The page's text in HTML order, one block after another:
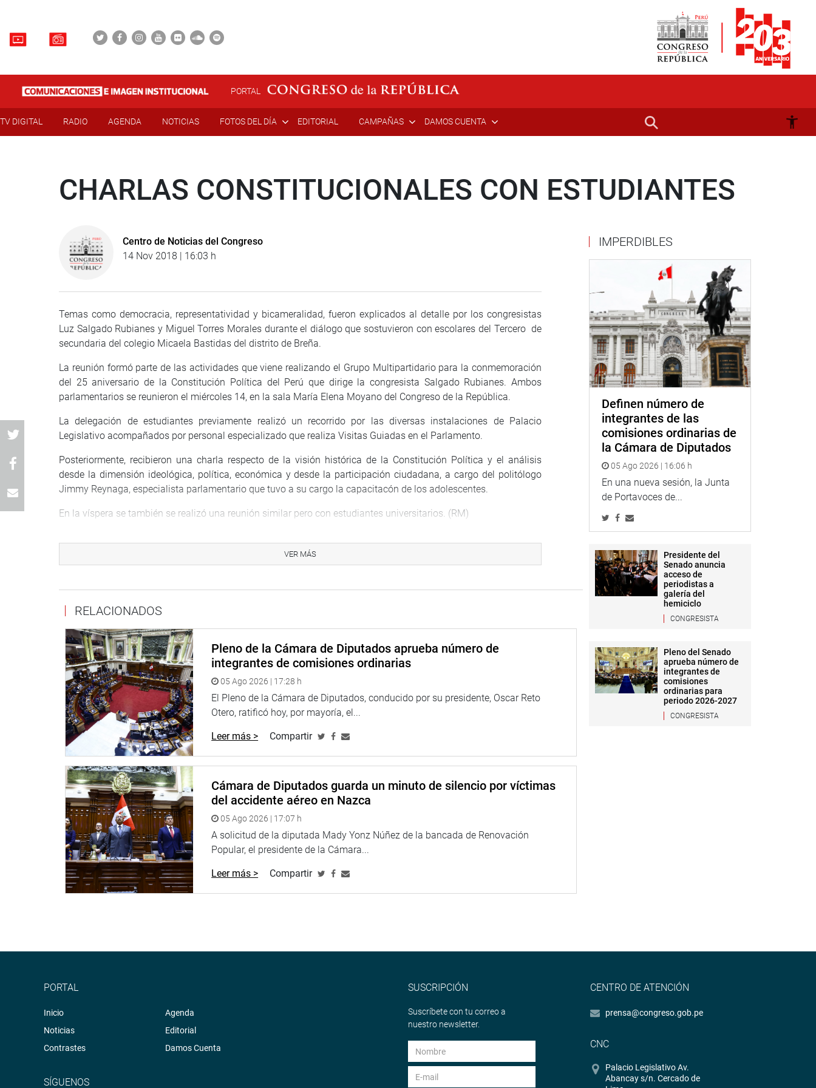
PORTAL
TV DIGITAL RADIO AGENDA NOTICIAS FOTOS DEL DÍA EDITORIAL CAMPAÑAS DAMOS CUENTA
CHARLAS CONSTITUCIONALES CON ESTUDIANTES
Centro de Noticias del Congreso
14 Nov 2018 | 16:03 h
Temas como democracia, representatividad y bicameralidad, fueron explicados al detalle por los congresistas
Luz Salgado Rubianes y Miguel Torres Morales durante el diálogo que sostuvieron con escolares del Tercero de
secundaria del colegio Micaela Bastidas del distrito de Breña.
La reunión formó parte de las actividades que viene realizando el Grupo Multipartidario para la conmemoración
del 25 aniversario de la Constitución Política del Perú que dirige la congresista Salgado Rubianes. Ambos
parlamentarios se reunieron el miércoles 14, en la sala María Elena Moyano del Congreso de la República.
La delegación de estudiantes previamente realizó un recorrido por las diversas instalaciones de Palacio
Legislativo acompañados por personal especializado que realiza Visitas Guiadas en el Parlamento.
Posteriormente, recibieron una charla respecto de la visión histórica de la Constitución Política y el análisis
desde la dimensión ideológica, política, económica y desde la participación ciudadana, a cargo del politólogo
Jimmy Reynaga, especialista parlamentario que tuvo a su cargo la capacitacón de los adolescentes.
En la víspera se también se realizó una reunión similar pero con estudiantes universitarios. (RM)
CENTRO DE NOTICIAS
14-11-2018
Puede encontrar más información en nuestra página web y redes sociales.
Heraldo:goo.gl/Ty5Tto
Portal: http://www.congreso.gob.pe/
Facebook: https://goo.gl/s5t7XN
Twitter:https://goo.gl/iMywRR
YouTube:https://goo.gl/VBXBNk
Radio:goo.gl/hMwTg1
fotografia.congreso.gob.pe
VER MÁS
RELACIONADOS
Pleno de la Cámara de Diputados aprueba número de
integrantes de comisiones ordinarias
05 Ago 2026 | 17:28 h
El Pleno de la Cámara de Diputados, conducido por su presidente, Oscar Reto
Otero, ratificó hoy, por mayoría, el...
Leer más > Compartir
Cámara de Diputados guarda un minuto de silencio por víctimas
del accidente aéreo en Nazca
05 Ago 2026 | 17:07 h
A solicitud de la diputada Mady Yonz Núñez de la bancada de Renovación
Popular, el presidente de la Cámara...
Leer más > Compartir
IMPERDIBLES
Definen número de
integrantes de las
comisiones ordinarias de
la Cámara de Diputados
05 Ago 2026 | 16:06 h
En una nueva sesión, la Junta
de Portavoces de...
Presidente del
Senado anuncia
acceso de
periodistas a
galería del
hemiciclo
CONGRESISTA
Pleno del Senado
aprueba número de
integrantes de
comisiones
ordinarias para
periodo 2026-2027
CONGRESISTA
PORTAL
Inicio
Noticias
Contrastes
Agenda
Editorial
Damos Cuenta
SÍGUENOS
SUSCRIPCIÓN
Suscríbete con tu correo a
nuestro newsletter.
CENTRO DE ATENCIÓN
prensa@congreso.gob.pe
CNC
Palacio Legislativo Av.
Abancay s/n. Cercado de